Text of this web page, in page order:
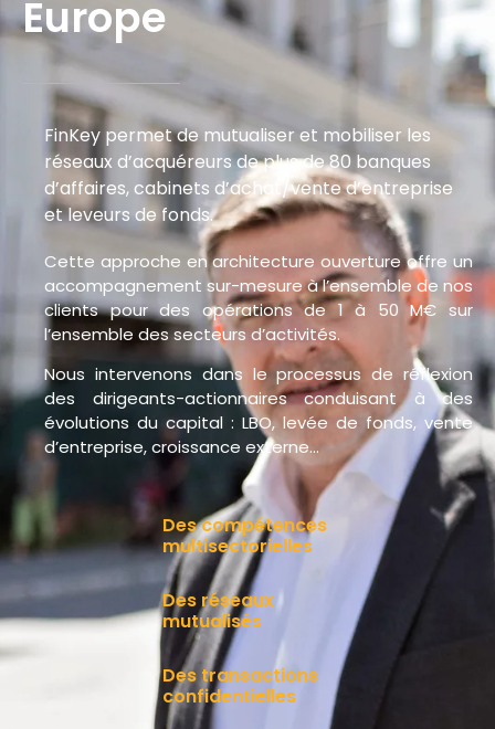
Europe
FinKey permet de mutualiser et mobiliser les
réseaux d’acquéreurs de plus de 80 banques
d’affaires, cabinets d’achat/vente d’entreprise
et leveurs de fonds.
Cette approche en architecture ouverture offre un
accompagnement sur-mesure à l’ensemble de nos
clients pour des opérations de 1 à 50 M€ sur
l’ensemble des secteurs d’activités.
Nous intervenons dans le processus de réflexion
des dirigeants-actionnaires conduisant à des
évolutions du capital : LBO, levée de fonds, vente
d’entreprise, croissance externe…
Des compétences
multisectorielles
Des réseaux
mutualisés
Des transactions
confidentielles